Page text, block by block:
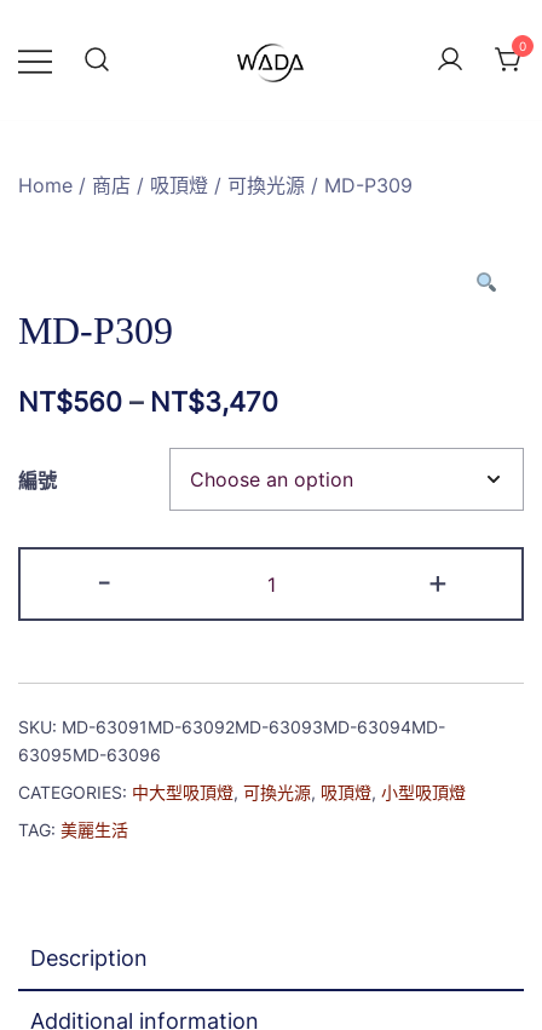
0
Home / 商店 / 吸頂燈 / 可換光源 / MD-P309
MD-P309
NT$560 – NT$3,470
編號
- +
SKU: MD-63091MD-63092MD-63093MD-63094MD-
63095MD-63096
CATEGORIES: 中大型吸頂燈, 可換光源, 吸頂燈, 小型吸頂燈
TAG: 美麗生活
Description
Additional information